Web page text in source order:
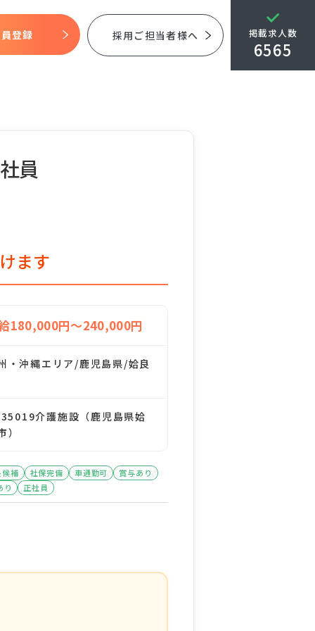
登録 採用ご担当者様へ 掲載求人数
6565
員
ます
180,000円～240,000円
・沖縄エリア/鹿児島県/姶良
介護施設（鹿児島県姶
）
補 社保完備 車通勤可
賞与あり
り
正社員